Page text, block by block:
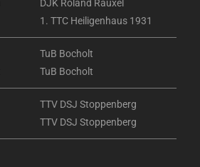
DJK Roland Rauxel
1. TTC Heiligenhaus 1931
TuB Bocholt
TuB Bocholt
TTV DSJ Stoppenberg
TTV DSJ Stoppenberg